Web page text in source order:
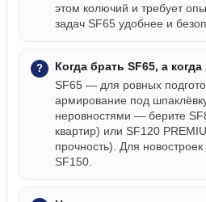
этом колючий и требует
задач SF65 удобнее и
Когда брать SF65, а
SF65 — для ровных
армирование под
неровностями — берите
квартир) или SF120
прочность). Для
SF150.